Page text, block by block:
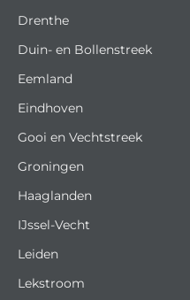
Drenthe
Duin- en Bollenstreek
Eemland
Eindhoven
Gooi en Vechtstreek
Groningen
Haaglanden
IJssel-Vecht
Leiden
Lekstroom